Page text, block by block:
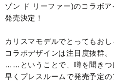
ゾン ド リーファー)のコラボ
発売決定！
カリスマモデルでとってもお
コラボデザインは注目度抜群。
……ということで、噂を聞きつ
早くプレスルームで発売予定